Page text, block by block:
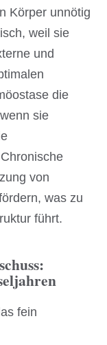
Körper unnötig
weil sie
und
die
sie
von
was zu
führt.
fein